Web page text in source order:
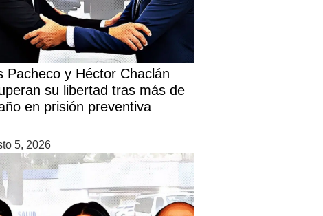
Pacheco y Héctor Chaclán
su libertad tras más de
en prisión preventiva
5, 2026